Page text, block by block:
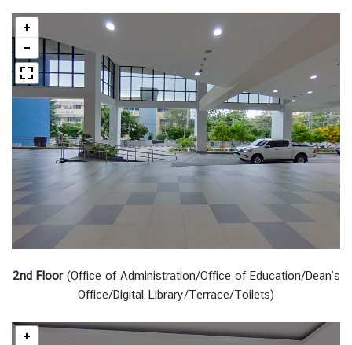
2nd Floor(Office of Administration/Office of Education/Dean’s
Office/Digital Library/Terrace/Toilets)